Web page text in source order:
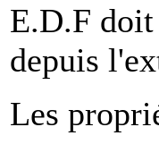
E.D.F doit
depuis
Les